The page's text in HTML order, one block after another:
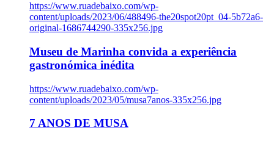
https://www.ruadebaixo.com/wp-
content/uploads/2023/06/488496-the20spot20pt_04-5b72a6-
original-1686744290-335x256.jpg
Museu de Marinha convida a experiência
gastronómica inédita
https://www.ruadebaixo.com/wp-
content/uploads/2023/05/musa7anos-335x256.jpg
7 ANOS DE MUSA